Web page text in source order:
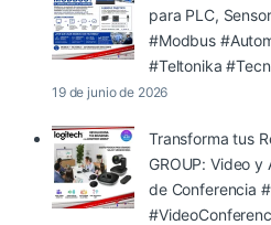
para PLC,
#Modbus
#Teltonika
19 de junio de 2026
Transforma tus
GROUP: Video
de Conferencia